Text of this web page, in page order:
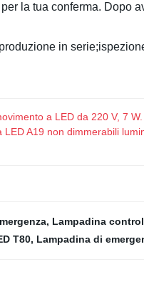
la tua conferma. Dopo
in
a LED da 220 V, 7
A19 non dimmerabili
, Lampadina
T80, Lampadina di